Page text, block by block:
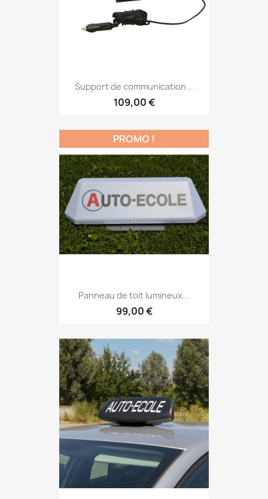
Support de communication...
109,00 €
Panneau de toit lumineux...
99,00 €
PROMO !